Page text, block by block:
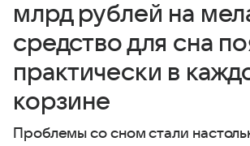
млрд рублей на
средство для сна
практически в
корзине
Проблемы со сном стали